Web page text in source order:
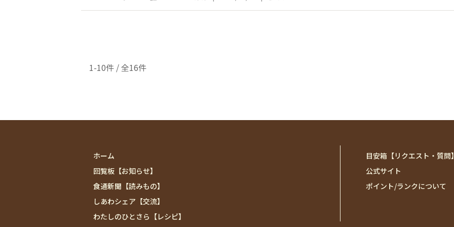
1-10件 / 全16件
ホーム
回覧板【お知らせ】
食通新聞【読みもの】
しあわシェア【交流】
わたしのひとさら【レシピ】
目安箱【リクエスト・質問】
公式サイト
ポイント/ランクについて